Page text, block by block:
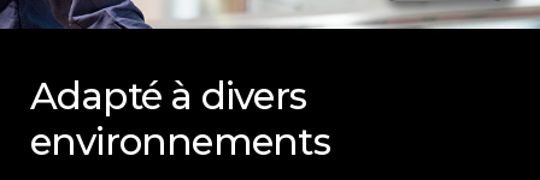
Adapté à divers
environnements